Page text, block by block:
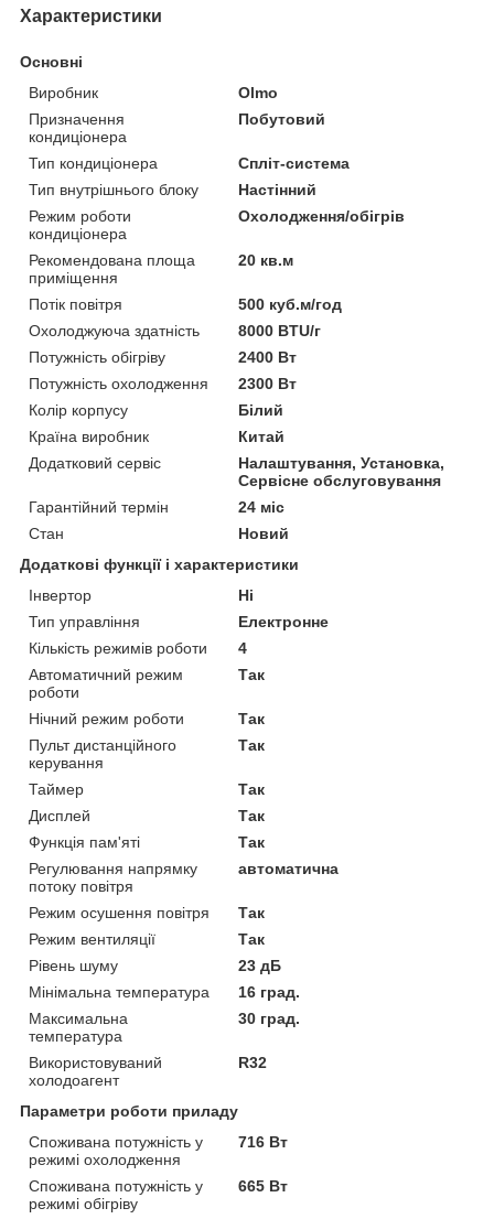
Характеристики
Основні
Виробник
Olmo
Призначення
кондиціонера
Побутовий
Тип кондиціонера
Спліт-система
Тип внутрішнього блоку
Настінний
Режим роботи
кондиціонера
Охолодження/обігрів
Рекомендована площа
приміщення
20 кв.м
Потік повітря
500 куб.м/год
Охолоджуюча здатність
8000 BTU/г
Потужність обігріву
2400 Вт
Потужність охолодження
2300 Вт
Колір корпусу
Білий
Країна виробник
Китай
Додатковий сервіс
Налаштування, Установка,
Сервісне обслуговування
Гарантійний термін
24 міс
Стан
Новий
Додаткові функції і характеристики
Інвертор
Ні
Тип управління
Електронне
Кількість режимів роботи
4
Автоматичний режим
роботи
Так
Нічний режим роботи
Так
Пульт дистанційного
керування
Так
Таймер
Так
Дисплей
Так
Функція пам'яті
Так
Регулювання напрямку
потоку повітря
автоматична
Режим осушення повітря
Так
Режим вентиляції
Так
Рівень шуму
23 дБ
Мінімальна температура
16 град.
Максимальна
температура
30 град.
Використовуваний
холодоагент
R32
Параметри роботи приладу
Споживана потужність у
режимі охолодження
716 Вт
Споживана потужність у
режимі обігріву
665 Вт